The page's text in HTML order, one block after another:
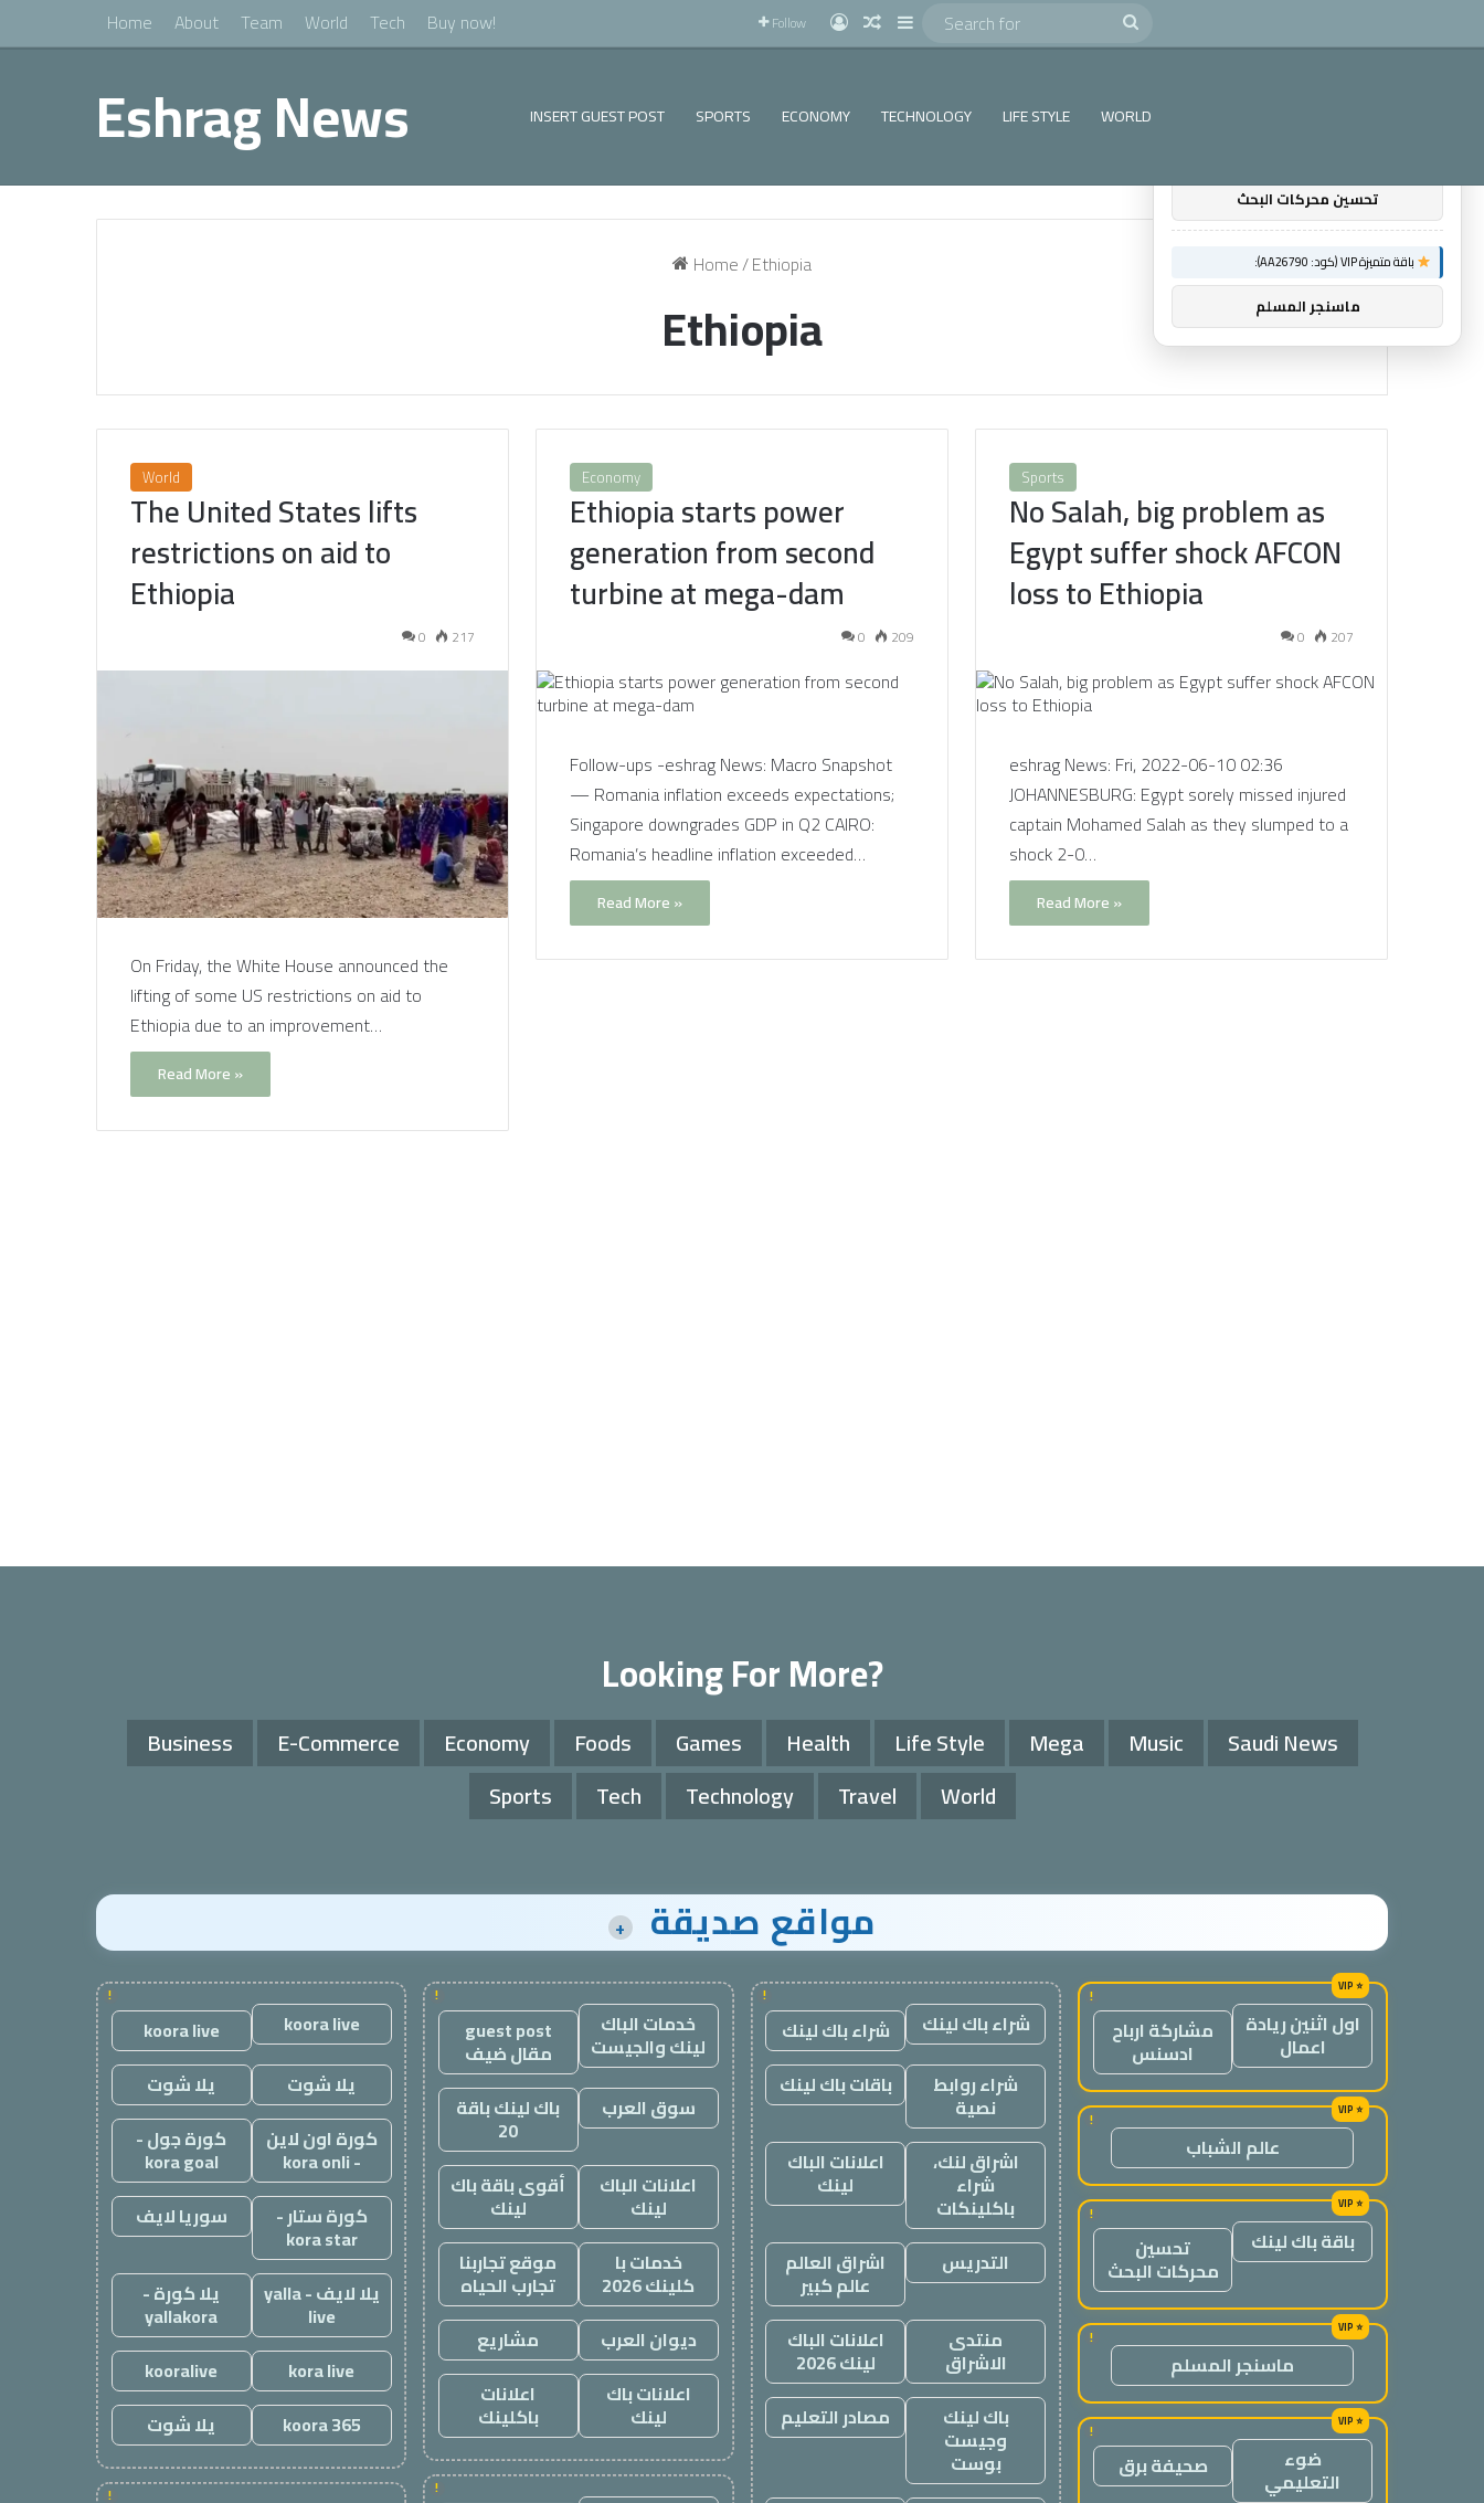
Home About Team World Tech Buy now! Follow Log InRandom Article
Sidebar
Search
Eshrag News INSERT GUEST POST SPORTS ECONOMY TECHNOLOGY LIFE STYLE WORLD
Home/Ethiopia
Ethiopia
World
The United States lifts
restrictions on aid to
Ethiopia
0 217
On Friday, the White House announced the
lifting of some US restrictions on aid to
Ethiopia due to an improvement…
Read More »
Economy
Ethiopia starts power
generation from second
turbine at mega-dam
0 209
Follow-ups -eshrag News: Macro Snapshot
— Romania inflation exceeds expectations;
Singapore downgrades GDP in Q2 CAIRO:
Romania’s headline inflation exceeded…
Read More »
Sports
No Salah, big problem as
Egypt suffer shock AFCON
loss to Ethiopia
0 207
eshrag News: Fri, 2022-06-10 02:36
JOHANNESBURG: Egypt sorely missed injured
captain Mohamed Salah as they slumped to a
shock 2-0…
Read More »
Looking For More?
Business E-Commerce Economy Foods Games Health Life Style Mega Music
Saudi News
Sports
Tech Technology Travel World
مواقع صديقة +
!
اول اثنين ريادة
اعمال مشاركة ارباح
ادسنس
!
عالم الشباب
!
باقة باك لينك تحسين
محركات البحث
!
ماسنجر المسلم
!
ضوء
التعليمي صحيفة برق
!
شراء باك لينك
شراء باك لينك
شراء روابط
نصية
باقات باك لينك
اشراق لنك،
شراء
باكلينكات
اعلانات الباك
لينك
التدريس اشراق العالم
عالم كبير
منتدى
الاشراق
اعلانات الباك
لينك 2026
باك لينك
وجيست
بوست
مصادر التعليم
!
خدمات الباك
لينك والجيست guest post
مقال ضيف
سوق العرب
باك لينك باقة
20
اعلانات الباك
لينك
أقوى باقة باك
لينك
خدمات با
كلينك 2026
موقع تجاربنا
تجارب الحياه
ديوان العرب
مشاريع
اعلانات باك
لينك
اعلانات
باكلينك
!
!
koora live
koora live
يلا شوت
يلا شوت
كورة اون لاين
- kora onli
كورة جول -
kora goal
كورة ستار -
kora star
سوريا لايف
يلا لايف - yalla
live
يلا كورة -
yallakora
kora live
kooralive
koora 365
يلا شوت
!
توصيات : ×
تحسين محركات البحث
باقة متميزة VIP (كود: AA26790):
ماسنجر المسلم